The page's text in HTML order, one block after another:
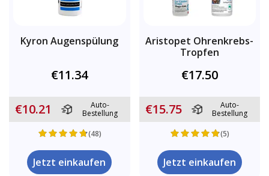
Kyron Augenspülung
€11.34
€10.21
Auto-
Bestellung
(48)
Jetzt einkaufen
Aristopet Ohrenkrebs-
Tropfen
€17.50
€15.75
Auto-
Bestellung
(5)
Jetzt einkaufen